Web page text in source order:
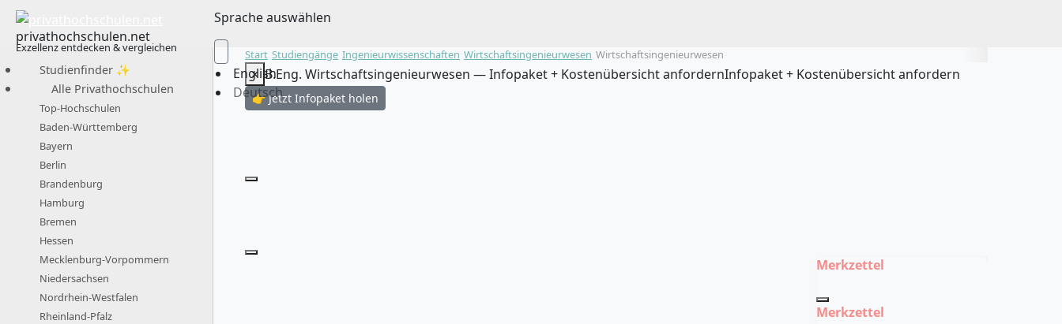
privathochschulen.net
Exzellenz entdecken & vergleichen
Sprache auswählen
English
Deutsch
Studienfinder ✨
Alle Privathochschulen
Top-Hochschulen
Baden-Württemberg
Bayern
Berlin
Brandenburg
Hamburg
Bremen
Hessen
Mecklenburg-Vorpommern
Niedersachsen
Nordrhein-Westfalen
Rheinland-Pfalz
Start Studiengänge Ingenieurwissenschaften Wirtschaftsingenieurwesen Wirtschaftsingenieurwesen
× B.Eng. Wirtschaftsingenieurwesen — Infopaket + Kostenübersicht anfordernInfopaket + Kostenübersicht anfordern
👉 Jetzt Infopaket holen
Merkzettel
Merkzettel